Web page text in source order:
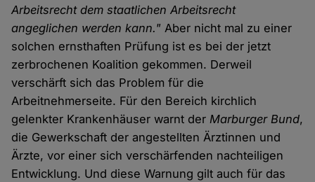
Arbeitsrecht dem staatlichen Arbeitsrecht
angeglichen werden kann." Aber nicht mal zu einer
solchen ernsthaften Prüfung ist es bei der jetzt
zerbrochenen Koalition gekommen. Derweil
verschärft sich das Problem für die
Arbeitnehmerseite. Für den Bereich kirchlich
gelenkter Krankenhäuser warnt derMarburger Bund,
die Gewerkschaft der angestellten Ärztinnen und
Ärzte, vor einer sich verschärfenden nachteiligen
Entwicklung. Und diese Warnung gilt auch für das